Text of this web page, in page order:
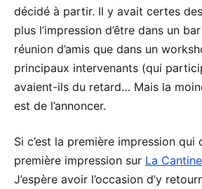
décidé à partir. Il y avait certes des
plus l’impression d’être dans un
réunion d’amis que dans un
principaux intervenants (qui
avaient-ils du retard… Mais la
est de l’annoncer.
Si c’est la première impression qui
première impression sur La Cantine
J’espère avoir l’occasion d’y